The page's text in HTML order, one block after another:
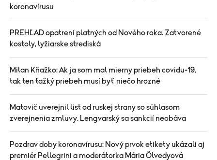
koronavírusu
PREHĽAD opatrení platných od Nového roka. Zatvorené
kostoly, lyžiarske strediská
Milan Kňažko: Ak ja som mal mierny priebeh covidu-19,
tak ten ťažký priebeh musí byť niečo hrozné
Matovič uverejnil list od ruskej strany so súhlasom
zverejnenia zmluvy. Lengvarský sa sankcií neobáva
Pozdrav doby koronavírusu: Nový prvok etikety ukázali aj
premiér Pellegrini a moderátorka Mária Ölvedyová